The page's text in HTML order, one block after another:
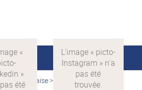
française> Actualités